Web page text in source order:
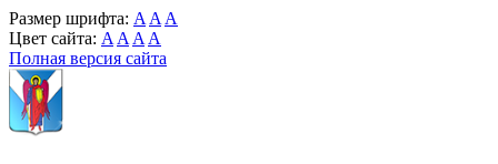
Размер шрифта: A A A
Цвет сайта: A A A A
Полная версия сайта